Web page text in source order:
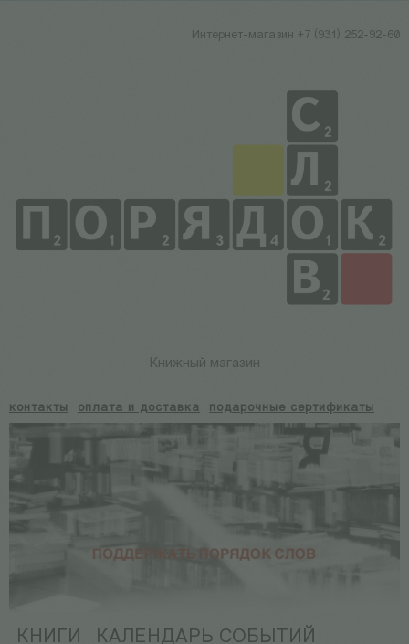
Интернет-магазин +7 (931) 252-92-60
Книжный магазин
контакты оплата и доставка подарочные сертификаты
КНИГИ
КАЛЕНДАРЬ СОБЫТИЙ